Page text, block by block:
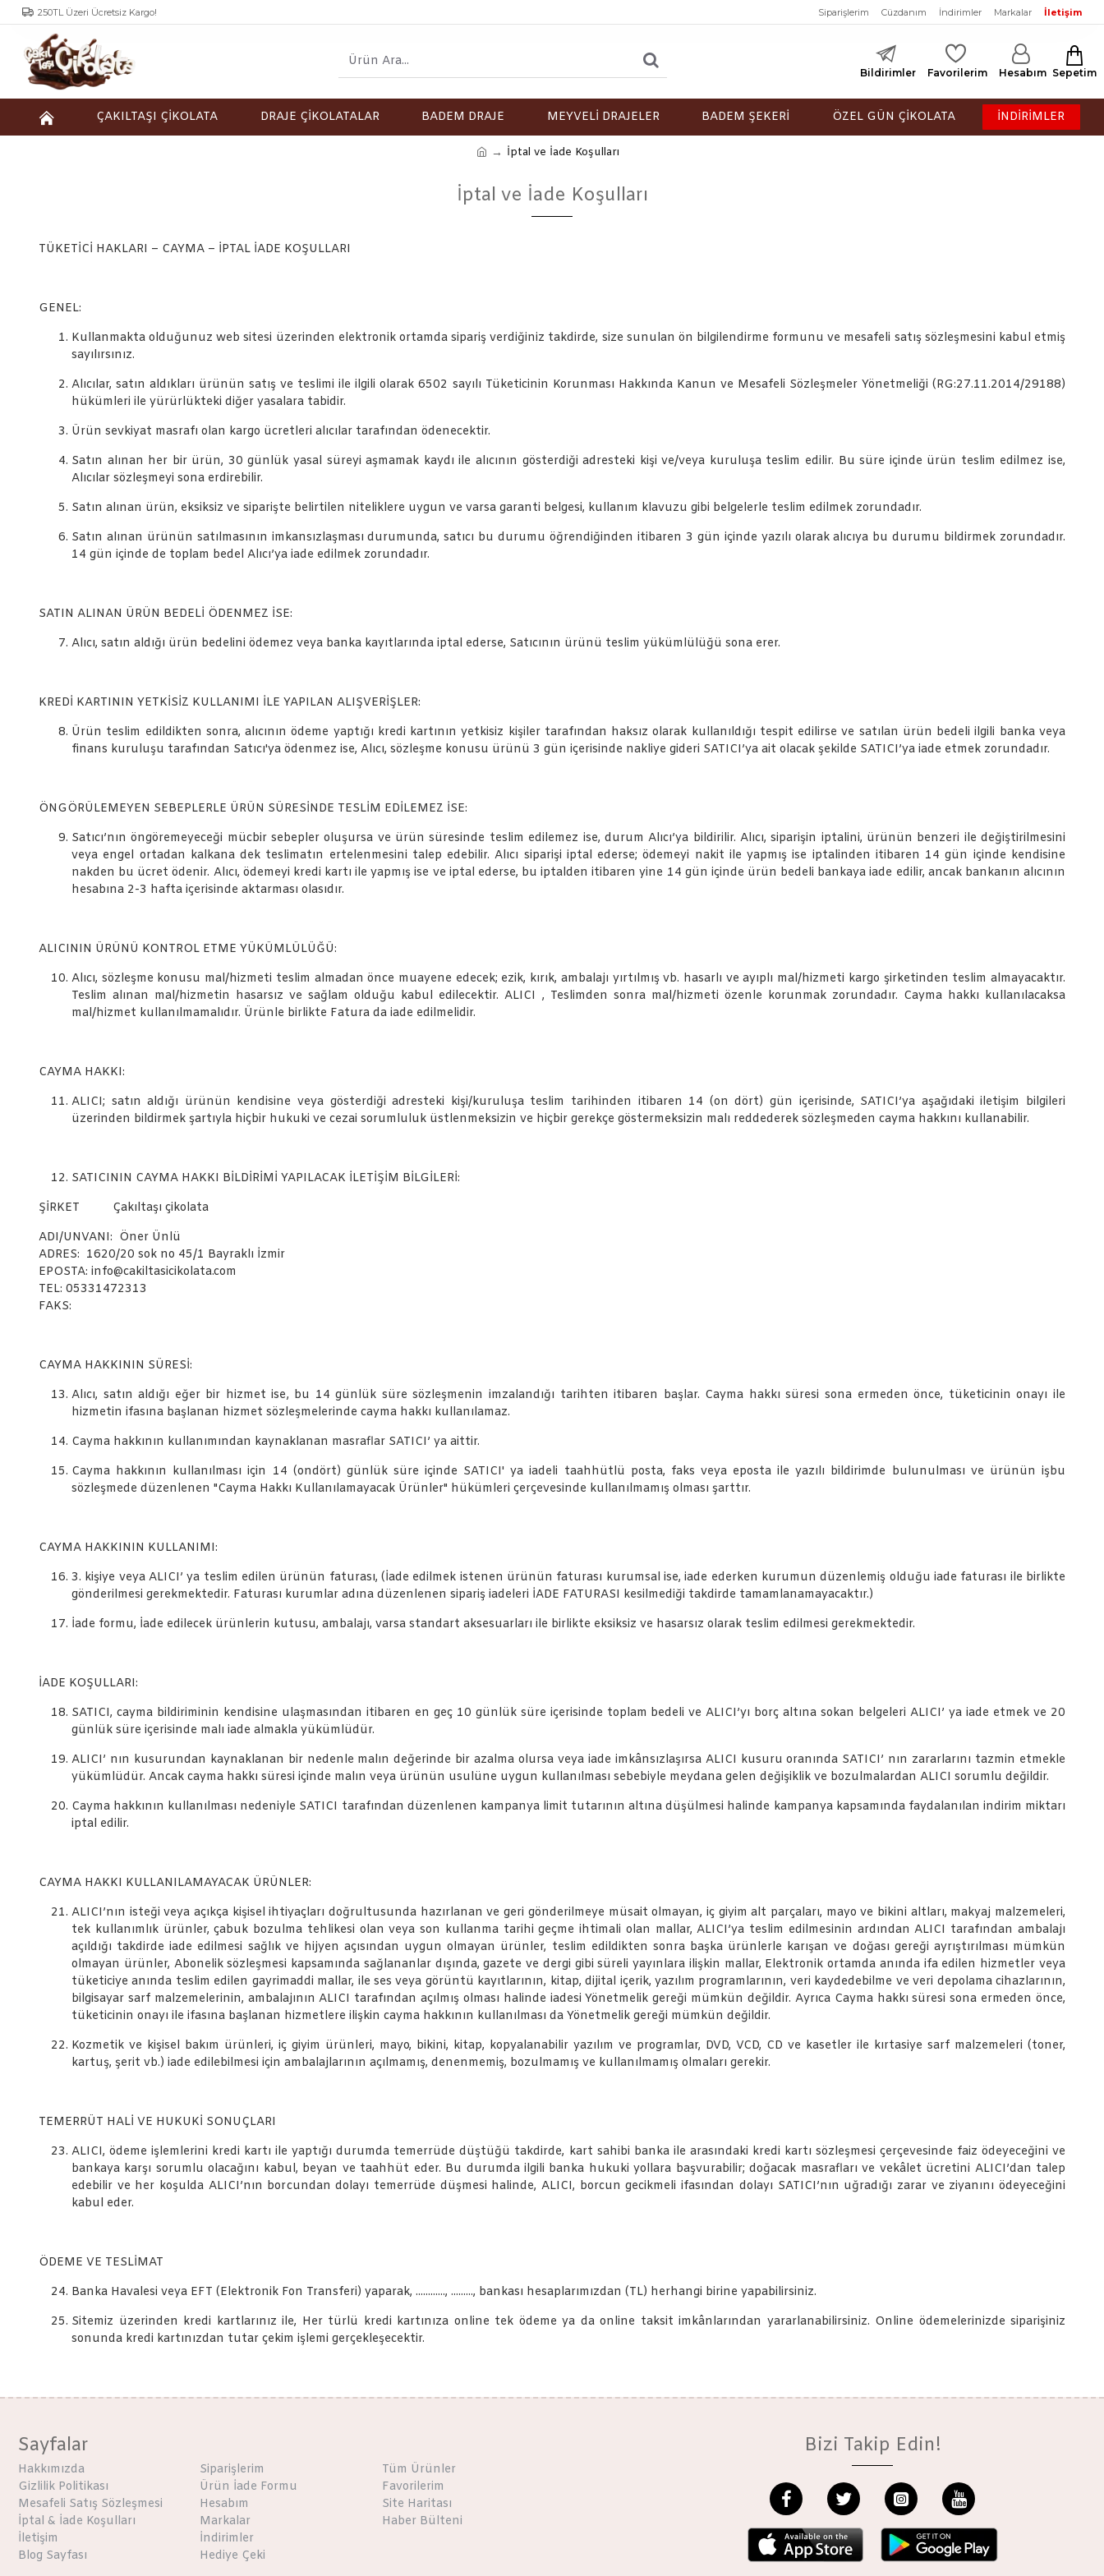
250TL Üzeri Ücretsiz Kargo! Siparişlerim Cüzdanım İndirimler Markalar İletişim
Bildirimler Favorilerim Hesabım Sepetim
ÇAKILTAŞI ÇİKOLATA DRAJE ÇİKOLATALAR BADEM DRAJE MEYVELİ DRAJELER BADEM ŞEKERİ ÖZEL GÜN ÇİKOLATA İNDİRİMLER
İptal ve İade Koşulları
İptal ve İade Koşulları
TÜKETİCİ HAKLARI – CAYMA – İPTAL İADE KOŞULLARI
GENEL:
Kullanmakta olduğunuz web sitesi üzerinden elektronik ortamda sipariş verdiğiniz takdirde, size sunulan ön bilgilendirme formunu ve mesafeli satış sözleşmesini kabul etmiş
sayılırsınız.
Alıcılar, satın aldıkları ürünün satış ve teslimi ile ilgili olarak 6502 sayılı Tüketicinin Korunması Hakkında Kanun ve Mesafeli Sözleşmeler Yönetmeliği (RG:27.11.2014/29188)
hükümleri ile yürürlükteki diğer yasalara tabidir.
Ürün sevkiyat masrafı olan kargo ücretleri alıcılar tarafından ödenecektir.
Satın alınan her bir ürün, 30 günlük yasal süreyi aşmamak kaydı ile alıcının gösterdiği adresteki kişi ve/veya kuruluşa teslim edilir. Bu süre içinde ürün teslim edilmez ise,
Alıcılar sözleşmeyi sona erdirebilir.
Satın alınan ürün, eksiksiz ve siparişte belirtilen niteliklere uygun ve varsa garanti belgesi, kullanım klavuzu gibi belgelerle teslim edilmek zorundadır.
Satın alınan ürünün satılmasının imkansızlaşması durumunda, satıcı bu durumu öğrendiğinden itibaren 3 gün içinde yazılı olarak alıcıya bu durumu bildirmek zorundadır.
14 gün içinde de toplam bedel Alıcı’ya iade edilmek zorundadır.
SATIN ALINAN ÜRÜN BEDELİ ÖDENMEZ İSE:
Alıcı, satın aldığı ürün bedelini ödemez veya banka kayıtlarında iptal ederse, Satıcının ürünü teslim yükümlülüğü sona erer.
KREDİ KARTININ YETKİSİZ KULLANIMI İLE YAPILAN ALIŞVERİŞLER:
Ürün teslim edildikten sonra, alıcının ödeme yaptığı kredi kartının yetkisiz kişiler tarafından haksız olarak kullanıldığı tespit edilirse ve satılan ürün bedeli ilgili banka veya
finans kuruluşu tarafından Satıcı'ya ödenmez ise, Alıcı, sözleşme konusu ürünü 3 gün içerisinde nakliye gideri SATICI’ya ait olacak şekilde SATICI’ya iade etmek zorundadır.
ÖNGÖRÜLEMEYEN SEBEPLERLE ÜRÜN SÜRESİNDE TESLİM EDİLEMEZ İSE:
Satıcı’nın öngöremeyeceği mücbir sebepler oluşursa ve ürün süresinde teslim edilemez ise, durum Alıcı’ya bildirilir. Alıcı, siparişin iptalini, ürünün benzeri ile değiştirilmesini
veya engel ortadan kalkana dek teslimatın ertelenmesini talep edebilir. Alıcı siparişi iptal ederse; ödemeyi nakit ile yapmış ise iptalinden itibaren 14 gün içinde kendisine
nakden bu ücret ödenir. Alıcı, ödemeyi kredi kartı ile yapmış ise ve iptal ederse, bu iptalden itibaren yine 14 gün içinde ürün bedeli bankaya iade edilir, ancak bankanın alıcının
hesabına 2-3 hafta içerisinde aktarması olasıdır.
ALICININ ÜRÜNÜ KONTROL ETME YÜKÜMLÜLÜĞÜ:
Alıcı, sözleşme konusu mal/hizmeti teslim almadan önce muayene edecek; ezik, kırık, ambalajı yırtılmış vb. hasarlı ve ayıplı mal/hizmeti kargo şirketinden teslim almayacaktır.
Teslim alınan mal/hizmetin hasarsız ve sağlam olduğu kabul edilecektir. ALICI , Teslimden sonra mal/hizmeti özenle korunmak zorundadır. Cayma hakkı kullanılacaksa
mal/hizmet kullanılmamalıdır. Ürünle birlikte Fatura da iade edilmelidir.
CAYMA HAKKI:
ALICI; satın aldığı ürünün kendisine veya gösterdiği adresteki kişi/kuruluşa teslim tarihinden itibaren 14 (on dört) gün içerisinde, SATICI’ya aşağıdaki iletişim bilgileri
üzerinden bildirmek şartıyla hiçbir hukuki ve cezai sorumluluk üstlenmeksizin ve hiçbir gerekçe göstermeksizin malı reddederek sözleşmeden cayma hakkını kullanabilir.
SATICININ CAYMA HAKKI BİLDİRİMİ YAPILACAK İLETİŞİM BİLGİLERİ:
ŞİRKET Çakıltaşı çikolata
ADI/UNVANI: Öner Ünlü
ADRES: 1620/20 sok no 45/1 Bayraklı İzmir
EPOSTA: info@cakiltasicikolata.com
TEL: 05331472313
FAKS:
CAYMA HAKKININ SÜRESİ:
Alıcı, satın aldığı eğer bir hizmet ise, bu 14 günlük süre sözleşmenin imzalandığı tarihten itibaren başlar. Cayma hakkı süresi sona ermeden önce, tüketicinin onayı ile
hizmetin ifasına başlanan hizmet sözleşmelerinde cayma hakkı kullanılamaz.
Cayma hakkının kullanımından kaynaklanan masraflar SATICI’ ya aittir.
Cayma hakkının kullanılması için 14 (ondört) günlük süre içinde SATICI' ya iadeli taahhütlü posta, faks veya eposta ile yazılı bildirimde bulunulması ve ürünün işbu
sözleşmede düzenlenen "Cayma Hakkı Kullanılamayacak Ürünler" hükümleri çerçevesinde kullanılmamış olması şarttır.
CAYMA HAKKININ KULLANIMI:
3. kişiye veya ALICI’ ya teslim edilen ürünün faturası, (İade edilmek istenen ürünün faturası kurumsal ise, iade ederken kurumun düzenlemiş olduğu iade faturası ile birlikte
gönderilmesi gerekmektedir. Faturası kurumlar adına düzenlenen sipariş iadeleri İADE FATURASI kesilmediği takdirde tamamlanamayacaktır.)
İade formu, İade edilecek ürünlerin kutusu, ambalajı, varsa standart aksesuarları ile birlikte eksiksiz ve hasarsız olarak teslim edilmesi gerekmektedir.
İADE KOŞULLARI:
SATICI, cayma bildiriminin kendisine ulaşmasından itibaren en geç 10 günlük süre içerisinde toplam bedeli ve ALICI’yı borç altına sokan belgeleri ALICI’ ya iade etmek ve 20
günlük süre içerisinde malı iade almakla yükümlüdür.
ALICI’ nın kusurundan kaynaklanan bir nedenle malın değerinde bir azalma olursa veya iade imkânsızlaşırsa ALICI kusuru oranında SATICI’ nın zararlarını tazmin etmekle
yükümlüdür. Ancak cayma hakkı süresi içinde malın veya ürünün usulüne uygun kullanılması sebebiyle meydana gelen değişiklik ve bozulmalardan ALICI sorumlu değildir.
Cayma hakkının kullanılması nedeniyle SATICI tarafından düzenlenen kampanya limit tutarının altına düşülmesi halinde kampanya kapsamında faydalanılan indirim miktarı
iptal edilir.
CAYMA HAKKI KULLANILAMAYACAK ÜRÜNLER:
ALICI’nın isteği veya açıkça kişisel ihtiyaçları doğrultusunda hazırlanan ve geri gönderilmeye müsait olmayan, iç giyim alt parçaları, mayo ve bikini altları, makyaj malzemeleri,
tek kullanımlık ürünler, çabuk bozulma tehlikesi olan veya son kullanma tarihi geçme ihtimali olan mallar, ALICI’ya teslim edilmesinin ardından ALICI tarafından ambalajı
açıldığı takdirde iade edilmesi sağlık ve hijyen açısından uygun olmayan ürünler, teslim edildikten sonra başka ürünlerle karışan ve doğası gereği ayrıştırılması mümkün
olmayan ürünler, Abonelik sözleşmesi kapsamında sağlananlar dışında, gazete ve dergi gibi süreli yayınlara ilişkin mallar, Elektronik ortamda anında ifa edilen hizmetler veya
tüketiciye anında teslim edilen gayrimaddi mallar, ile ses veya görüntü kayıtlarının, kitap, dijital içerik, yazılım programlarının, veri kaydedebilme ve veri depolama cihazlarının,
bilgisayar sarf malzemelerinin, ambalajının ALICI tarafından açılmış olması halinde iadesi Yönetmelik gereği mümkün değildir. Ayrıca Cayma hakkı süresi sona ermeden önce,
tüketicinin onayı ile ifasına başlanan hizmetlere ilişkin cayma hakkının kullanılması da Yönetmelik gereği mümkün değildir.
Kozmetik ve kişisel bakım ürünleri, iç giyim ürünleri, mayo, bikini, kitap, kopyalanabilir yazılım ve programlar, DVD, VCD, CD ve kasetler ile kırtasiye sarf malzemeleri (toner,
kartuş, şerit vb.) iade edilebilmesi için ambalajlarının açılmamış, denenmemiş, bozulmamış ve kullanılmamış olmaları gerekir.
TEMERRÜT HALİ VE HUKUKİ SONUÇLARI
ALICI, ödeme işlemlerini kredi kartı ile yaptığı durumda temerrüde düştüğü takdirde, kart sahibi banka ile arasındaki kredi kartı sözleşmesi çerçevesinde faiz ödeyeceğini ve
bankaya karşı sorumlu olacağını kabul, beyan ve taahhüt eder. Bu durumda ilgili banka hukuki yollara başvurabilir; doğacak masrafları ve vekâlet ücretini ALICI’dan talep
edebilir ve her koşulda ALICI’nın borcundan dolayı temerrüde düşmesi halinde, ALICI, borcun gecikmeli ifasından dolayı SATICI’nın uğradığı zarar ve ziyanını ödeyeceğini
kabul eder.
ÖDEME VE TESLİMAT
Banka Havalesi veya EFT (Elektronik Fon Transferi) yaparak, ............, ........., bankası hesaplarımızdan (TL) herhangi birine yapabilirsiniz.
Sitemiz üzerinden kredi kartlarınız ile, Her türlü kredi kartınıza online tek ödeme ya da online taksit imkânlarından yararlanabilirsiniz. Online ödemelerinizde siparişiniz
sonunda kredi kartınızdan tutar çekim işlemi gerçekleşecektir.
Sayfalar
Hakkımızda
Gizlilik Politikası
Mesafeli Satış Sözleşmesi
İptal & İade Koşulları
İletişim
Blog Sayfası
Siparişlerim
Ürün İade Formu
Hesabım
Markalar
İndirimler
Hediye Çeki
Tüm Ürünler
Favorilerim
Site Haritası
Haber Bülteni
Bizi Takip Edin!